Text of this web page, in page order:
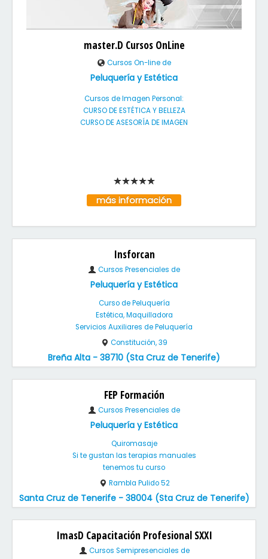
master.D Cursos OnLine
Cursos On-line de
Peluquería y Estética
Cursos de Imagen Personal:
CURSO DE ESTÉTICA Y BELLEZA
CURSO DE ASESORÍA DE IMAGEN
más información
Insforcan
Cursos Presenciales de
Peluquería y Estética
Curso de Peluquería
Estética, Maquilladora
Servicios Auxiliares de Peluquería
Constitución, 39
Breña Alta - 38710 (Sta Cruz de Tenerife)
FEP Formación
Cursos Presenciales de
Peluquería y Estética
Quiromasaje
Si te gustan las terapias manuales
tenemos tu curso
Rambla Pulido 52
Santa Cruz de Tenerife - 38004 (Sta Cruz de Tenerife)
ImasD Capacitación Profesional SXXI
Cursos Semipresenciales de